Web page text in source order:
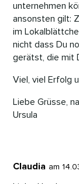
unternehmen
ansonsten gilt:
im
nicht dass Du
gerätst, die mit
Viel, viel Erfolg
Liebe Grüsse,
Ursula
Claudia am